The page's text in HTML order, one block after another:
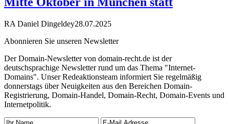
RA Daniel Dingeldey28.07.2025
Abonnieren Sie unseren Newsletter
Der Domain-Newsletter von domain-recht.de ist der
deutschsprachige Newsletter rund um das Thema "Internet-
Domains". Unser Redeaktionsteam informiert Sie regelmäßig
donnerstags über Neuigkeiten aus den Bereichen Domain-
Registrierung, Domain-Handel, Domain-Recht, Domain-Events und
Internetpolitik.